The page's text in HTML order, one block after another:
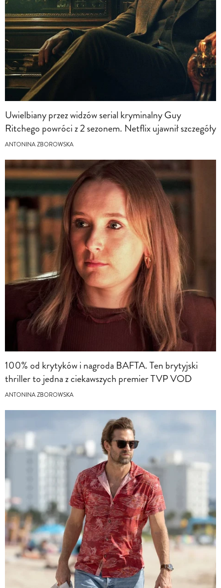
Uwielbiany przez widzów serial kryminalny Guy
Ritchego powróci z 2 sezonem. Netflix ujawnił szczegóły
ANTONINA ZBOROWSKA
100% od krytyków i nagroda BAFTA. Ten brytyjski
thriller to jedna z ciekawszych premier TVP VOD
ANTONINA ZBOROWSKA